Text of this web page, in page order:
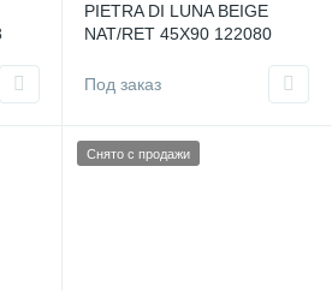
PIETRA DI LUNA BEIGE
NAT/RET 45X90 122080
Под заказ
Снято с продажи